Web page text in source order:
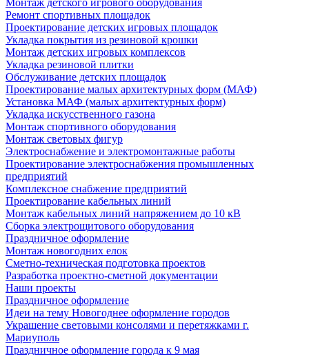
Монтаж детского игрового оборудования
Ремонт спортивных площадок
Проектирование детских игровых площадок
Укладка покрытия из резиновой крошки
Монтаж детских игровых комплексов
Укладка резиновой плитки
Обслуживание детских площадок
Проектирование малых архитектурных форм (МАФ)
Установка МАФ (малых архитектурных форм)
Укладка искусственного газона
Монтаж спортивного оборудования
Монтаж световых фигур
Электроснабжение и электромонтажные работы
Проектирование электроснабжения промышленных
предприятий
Комплексное снабжение предприятий
Проектирование кабельных линий
Монтаж кабельных линий напряжением до 10 кВ
Сборка электрощитового оборудования
Праздничное оформление
Монтаж новогодних елок
Сметно-техническая подготовка проектов
Разработка проектно-сметной документации
Наши проекты
Праздничное оформление
Идеи на тему Новогоднее оформление городов
Украшение световыми консолями и перетяжками г.
Мариуполь
Праздничное оформление города к 9 мая